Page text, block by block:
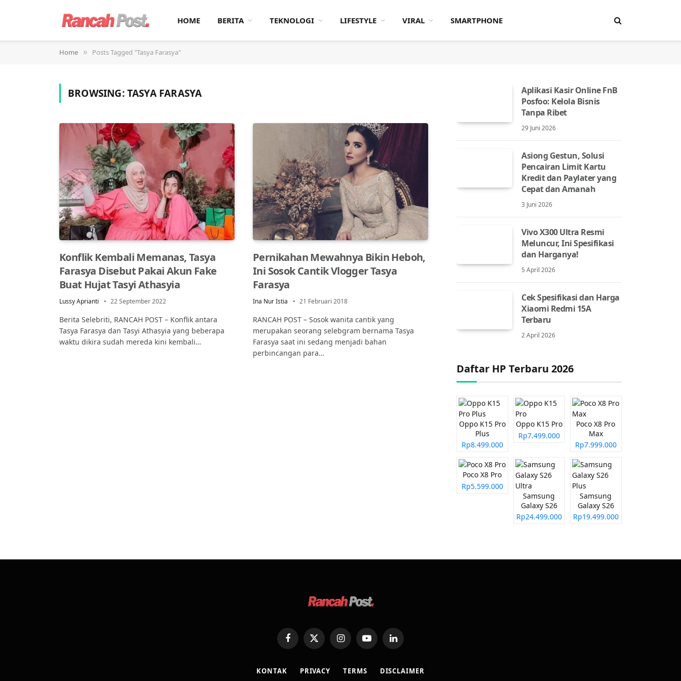
HOME BERITA TEKNOLOGI LIFESTYLE VIRAL SMARTPHONE
Home » Posts Tagged "Tasya Farasya"
BROWSING:TASYA FARASYA
Konflik Kembali Memanas, Tasya
Farasya Disebut Pakai Akun Fake
Buat Hujat Tasyi Athasyia
Lussy Aprianti 22 September 2022
Berita Selebriti, RANCAH POST – Konflik antara
Tasya Farasya dan Tasyi Athasyia yang beberapa
waktu dikira sudah mereda kini kembali…
Pernikahan Mewahnya Bikin Heboh,
Ini Sosok Cantik Vlogger Tasya
Farasya
Ina Nur Istia 21 Februari 2018
RANCAH POST – Sosok wanita cantik yang
merupakan seorang selebgram bernama Tasya
Farasya saat ini sedang menjadi bahan
perbincangan para…
Aplikasi Kasir Online FnB
Posfoo: Kelola Bisnis
Tanpa Ribet
29 Juni 2026
Asiong Gestun, Solusi
Pencairan Limit Kartu
Kredit dan Paylater yang
Cepat dan Amanah
3 Juni 2026
Vivo X300 Ultra Resmi
Meluncur, Ini Spesifikasi
dan Harganya!
5 April 2026
Cek Spesifikasi dan Harga
Xiaomi Redmi 15A
Terbaru
2 April 2026
Daftar HP Terbaru 2026
Oppo K15 Pro
Plus
Rp8.499.000
Oppo K15 Pro
Rp7.499.000
Poco X8 Pro
Max
Rp7.999.000
Poco X8 Pro
Rp5.599.000
Samsung
Galaxy S26
Ultra
Rp24.499.000
Samsung
Galaxy S26
Plus
Rp19.499.000
FacebookX
(Twitter)
InstagramYouTubeLinkedIn
KONTAK PRIVACY TERMS DISCLAIMER